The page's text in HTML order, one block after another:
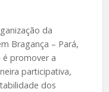
da
Bragança – Pará,
é promover a
participativa,
dos